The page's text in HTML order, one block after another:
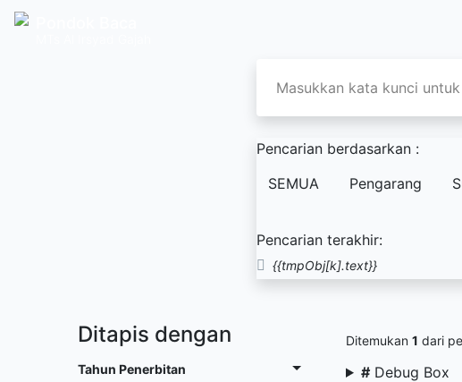
Pencarian berdasarkan :
SEMUA
Pengarang
Pencarian terakhir:
{{tmpObj[k].text}}
Ditapis dengan
Tahun Penerbitan
Ditemukan 1 dari
# Debug Box